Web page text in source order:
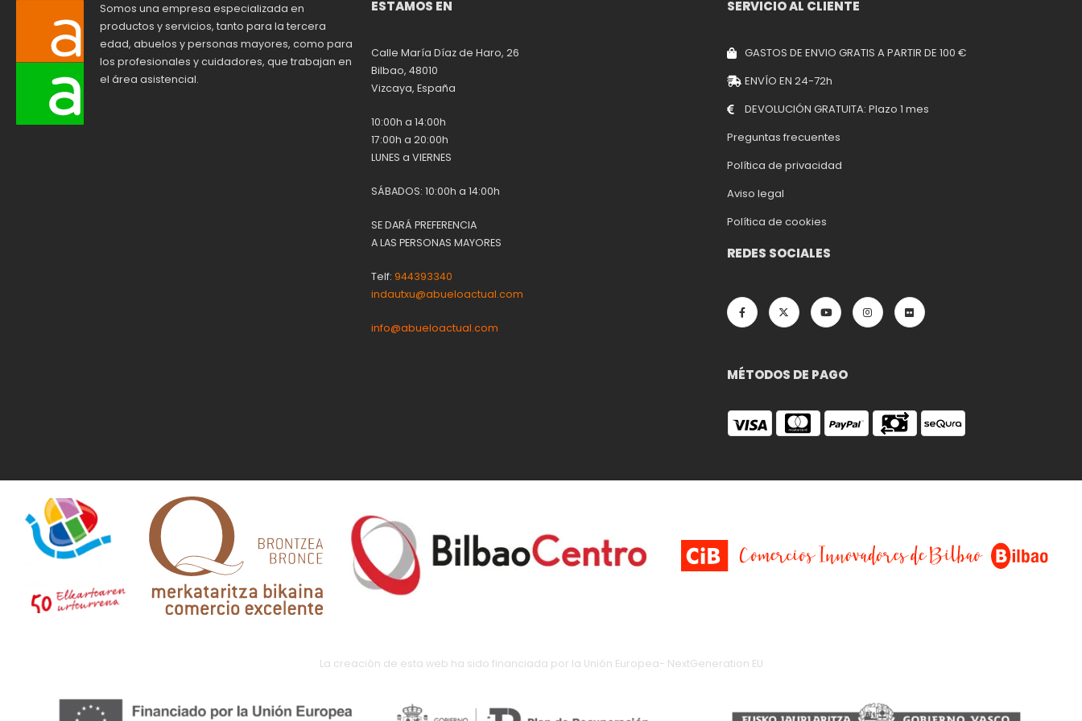
Somos una empresa especializada en
productos y servicios, tanto para la tercera
edad, abuelos y personas mayores, como para
los profesionales y cuidadores, que trabajan en
el área asistencial.
ESTAMOS EN
Calle María Díaz de Haro, 26
Bilbao, 48010
Vizcaya, España
10:00h a 14:00h
17:00h a 20:00h
LUNES a VIERNES
SÁBADOS: 10:00h a 14:00h
SE DARÁ PREFERENCIA
A LAS PERSONAS MAYORES
Telf:944393340
indautxu@abueloactual.com
info@abueloactual.com
SERVICIO AL CLIENTE
GASTOS DE ENVIO GRATIS A PARTIR DE 100 €
ENVÍO EN 24-72h
DEVOLUCIÓN GRATUITA: Plazo 1 mes
Preguntas frecuentes
Política de privacidad
Aviso legal
Política de cookies
REDES SOCIALES
MÉTODOS DE PAGO
La creación de esta web ha sido financiada por la Unión Europea- NextGeneration EU